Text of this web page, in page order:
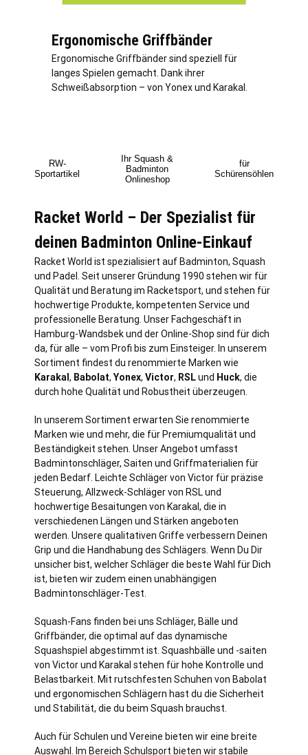
Ergonomische Griffbänder
Ergonomische Griffbänder sind speziell für
langes Spielen gemacht. Dank ihrer
Schweißabsorption – von Yonex und Karakal.
RW-
Sportartikel
Ihr Squash &
Badminton
Onlineshop
für
Schürensöhlen
Racket World – Der Spezialist für
deinen Badminton Online-Einkauf
Racket World ist spezialisiert auf Badminton, Squash
und Padel. Seit unserer Gründung 1990 stehen wir für
Qualität und Beratung im Racketsport, und stehen für
hochwertige Produkte, kompetenten Service und
professionelle Beratung. Unser Fachgeschäft in
Hamburg-Wandsbek und der Online-Shop sind für dich
da, für alle – vom Profi bis zum Einsteiger. In unserem
Sortiment findest du renommierte Marken wie
Karakal , Babolat, Yonex, Victor, RSLund Huck, die
durch hohe Qualität und Robustheit überzeugen.
In unserem Sortiment erwarten Sie renommierte
Marken wie und mehr, die für Premiumqualität und
Beständigkeit stehen. Unser Angebot umfasst
Badmintonschläger, Saiten und Griffmaterialien für
jeden Bedarf. Leichte Schläger von Victor für präzise
Steuerung, Allzweck-Schläger von RSL und
hochwertige Besaitungen von Karakal, die in
verschiedenen Längen und Stärken angeboten
werden. Unsere qualitativen Griffe verbessern Deinen
Grip und die Handhabung des Schlägers. Wenn Du Dir
unsicher bist, welcher Schläger die beste Wahl für Dich
ist, bieten wir zudem einen unabhängigen
Badmintonschläger-Test.
Squash-Fans finden bei uns Schläger, Bälle und
Griffbänder, die optimal auf das dynamische
Squashspiel abgestimmt ist. Squashbälle und -saiten
von Victor und Karakal stehen für hohe Kontrolle und
Belastbarkeit. Mit rutschfesten Schuhen von Babolat
und ergonomischen Schlägern hast du die Sicherheit
und Stabilität, die du beim Squash brauchst.
Auch für Schulen und Vereine bieten wir eine breite
Auswahl. Im Bereich Schulsport bieten wir stabile